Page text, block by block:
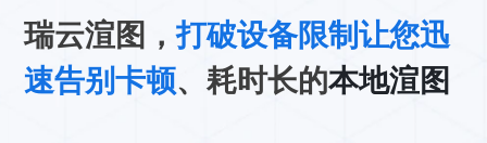
瑞云渲图，打破设备限制让您迅
速告别卡顿、耗时长的本地渲图